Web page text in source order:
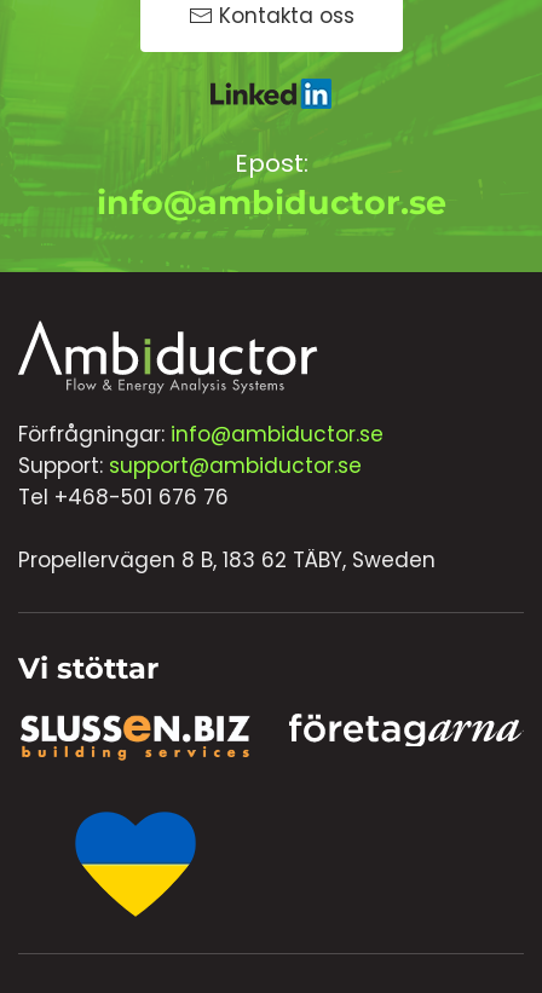
Kontakta oss
Epost:
info@ambiductor.se
Förfrågningar: info@ambiductor.se
Support: support@ambiductor.se
Tel +468-501 676 76
Propellervägen 8 B, 183 62 TÄBY, Sweden
Vi stöttar